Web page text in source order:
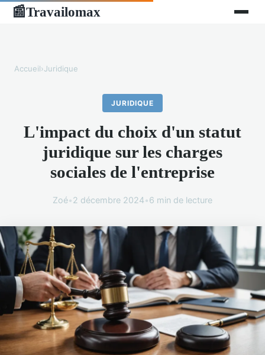
📰Travailomax
Accueil›Juridique
JURIDIQUE
L'impact du choix d'un statut
juridique sur les charges
sociales de l'entreprise
Zoé•2 décembre 2024•6 min de lecture